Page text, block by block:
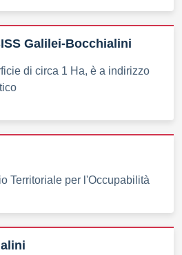
Galilei-Bocchialini
di circa 1 Ha, è a indirizzo
Territoriale per l'Occupabilità